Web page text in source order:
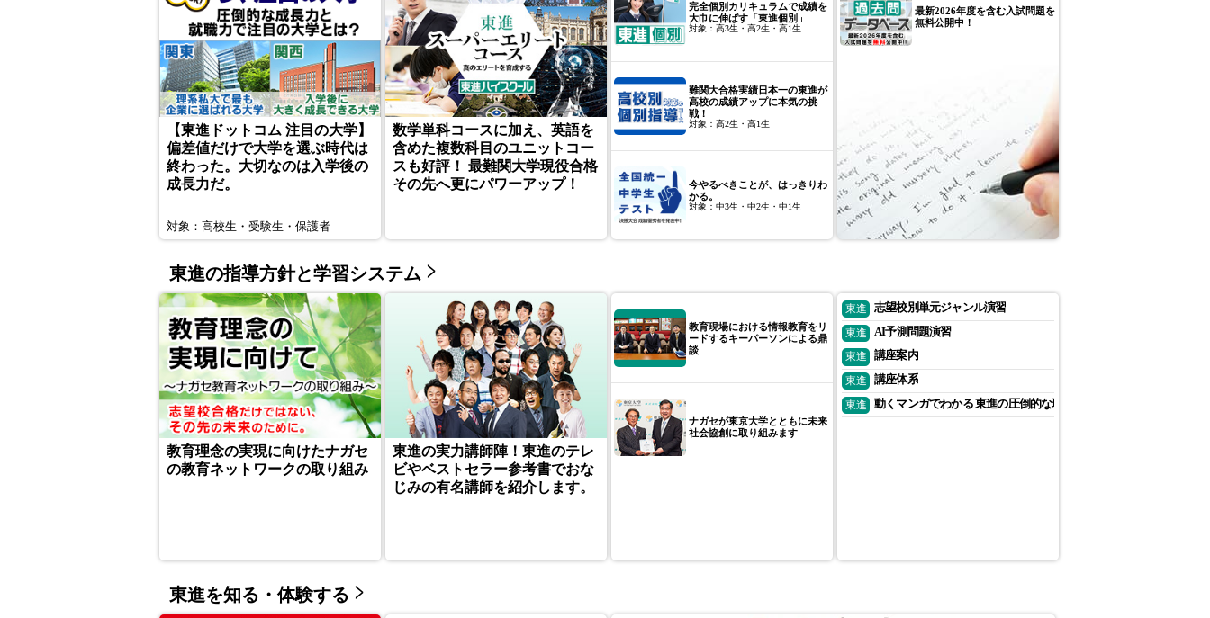
【東進ドットコム 注目の大学】
偏差値だけで大学を選ぶ時代は
終わった。大切なのは入学後の
成長力だ。
対象：高校生・受験生・保護者
数学単科コースに加え、英語を
含めた複数科目のユニットコー
スも好評！ 最難関大学現役合格
その先へ更にパワーアップ！
完全個別カリキュラムで成績を
大巾に伸ばす「東進個別」
対象：高3生・高2生・高1生
難関大合格実績日本一の東進が
高校の成績アップに本気の挑
戦！
対象：高2生・高1生
今やるべきことが、はっきりわ
かる。
対象：中3生・中2生・中1生
最新2026年度を含む入試問題を
無料公開中！
東進の指導方針と学習システム
教育理念の実現に向けたナガセ
の教育ネットワークの取り組み
東進の実力講師陣！東進のテレ
ビやベストセラー参考書でおな
じみの有名講師を紹介します。
教育現場における情報教育をリ
ードするキーパーソンによる鼎
談
ナガセが東京大学とともに未来
社会協創に取り組みます
志望校別単元ジャンル演習
AI予測問題演習
講座案内
講座体系
動くマンガでわかる 東進の圧倒的な現役合格実績の秘訣とは？
東進を知る・体験する